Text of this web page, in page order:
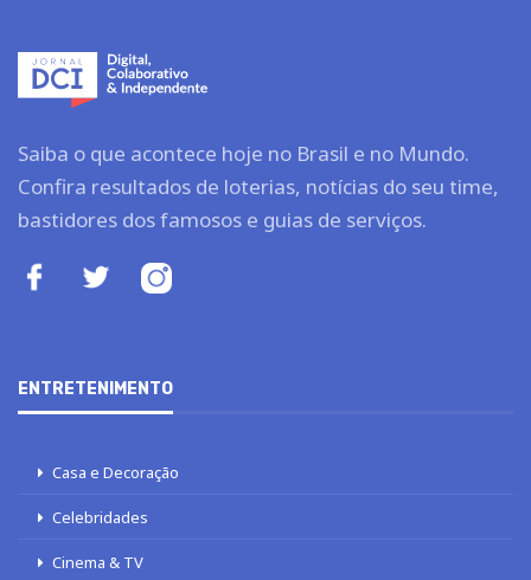
Saiba o que acontece hoje no Brasil e no Mundo.
Confira resultados de loterias, notícias do seu time,
bastidores dos famosos e guias de serviços.
ENTRETENIMENTO
Casa e Decoração
Celebridades
Cinema & TV